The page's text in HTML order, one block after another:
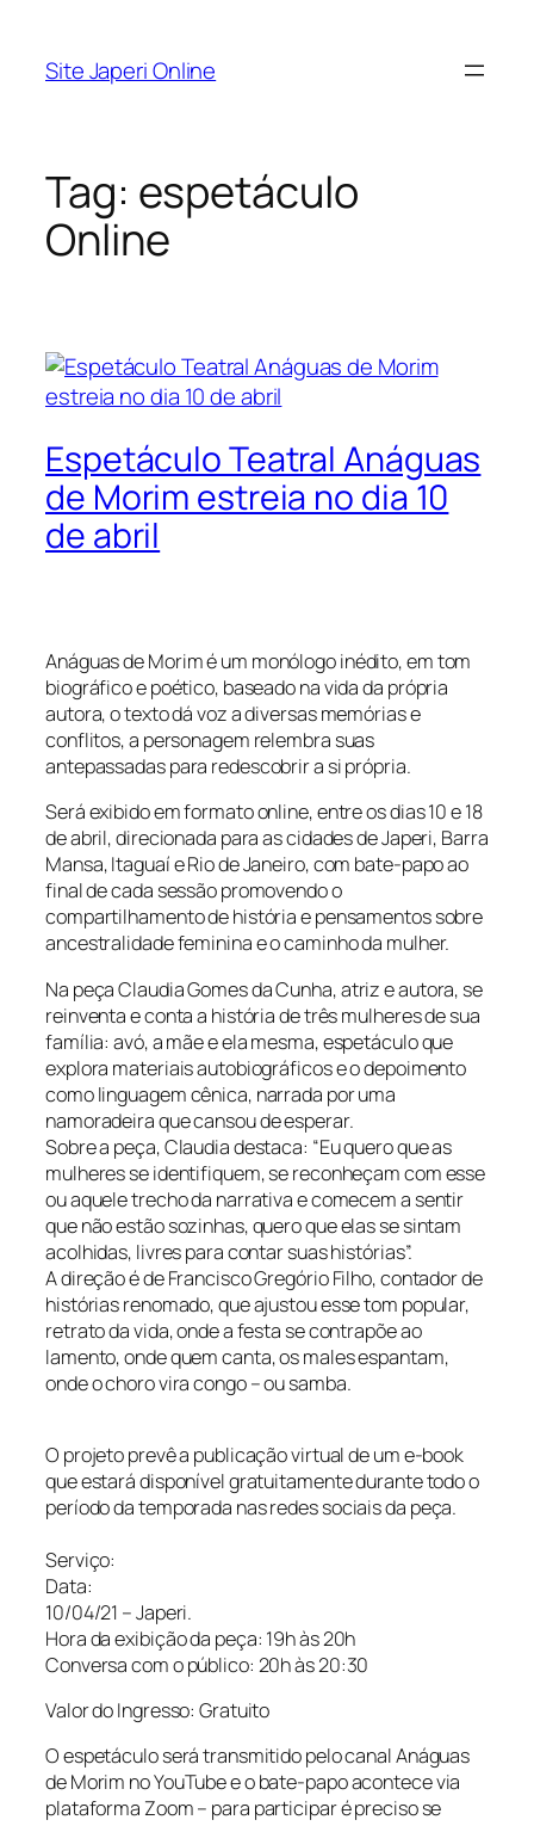
Site Japeri Online
Tag: espetáculo
Online
Espetáculo Teatral Anáguas
de Morim estreia no dia 10
de abril
Anáguas de Morim é um monólogo inédito, em tom
biográfico e poético, baseado na vida da própria
autora, o texto dá voz a diversas memórias e
conflitos, a personagem relembra suas
antepassadas para redescobrir a si própria.
Será exibido em formato online, entre os dias 10 e 18
de abril, direcionada para as cidades de Japeri, Barra
Mansa, Itaguaí e Rio de Janeiro, com bate-papo ao
final de cada sessão promovendo o
compartilhamento de história e pensamentos sobre
ancestralidade feminina e o caminho da mulher.
Na peça Claudia Gomes da Cunha, atriz e autora, se
reinventa e conta a história de três mulheres de sua
família: avó, a mãe e ela mesma, espetáculo que
explora materiais autobiográficos e o depoimento
como linguagem cênica, narrada por uma
namoradeira que cansou de esperar.
Sobre a peça, Claudia destaca: “Eu quero que as
mulheres se identifiquem, se reconheçam com esse
ou aquele trecho da narrativa e comecem a sentir
que não estão sozinhas, quero que elas se sintam
acolhidas, livres para contar suas histórias”.
A direção é de Francisco Gregório Filho, contador de
histórias renomado, que ajustou esse tom popular,
retrato da vida, onde a festa se contrapõe ao
lamento, onde quem canta, os males espantam,
onde o choro vira congo – ou samba.
O projeto prevê a publicação virtual de um e-book
que estará disponível gratuitamente durante todo o
período da temporada nas redes sociais da peça.
Serviço:
Data:
10/04/21 – Japeri.
Hora da exibição da peça: 19h às 20h
Conversa com o público: 20h às 20:30
Valor do Ingresso: Gratuito
O espetáculo será transmitido pelo canal Anáguas
de Morim no YouTube e o bate-papo acontece via
plataforma Zoom – para participar é preciso se